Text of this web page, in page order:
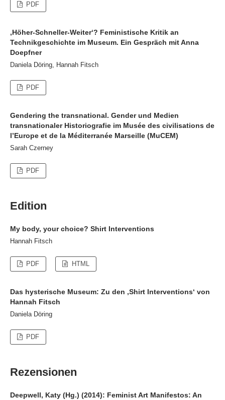
PDF
‚Höher-Schneller-Weiter‘? Feministische Kritik an
Technikgeschichte im Museum. Ein Gespräch mit Anna
Doepfner
Daniela Döring, Hannah Fitsch
PDF
Gendering the transnational. Gender und Medien
transnationaler Historiografie im Musée des civilisations de
l’Europe et de la Méditerranée Marseille (MuCEM)
Sarah Czerney
PDF
Edition
My body, your choice? Shirt Interventions
Hannah Fitsch
PDF HTML
Das hysterische Museum: Zu den ‚Shirt Interventions‘ von
Hannah Fitsch
Daniela Döring
PDF
Rezensionen
Deepwell, Katy (Hg.) (2014): Feminist Art Manifestos: An